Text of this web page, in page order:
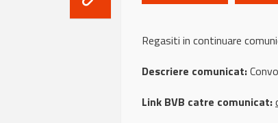
Regasiti in continuare
Descriere comunicat:
Link BVB catre comunicat: